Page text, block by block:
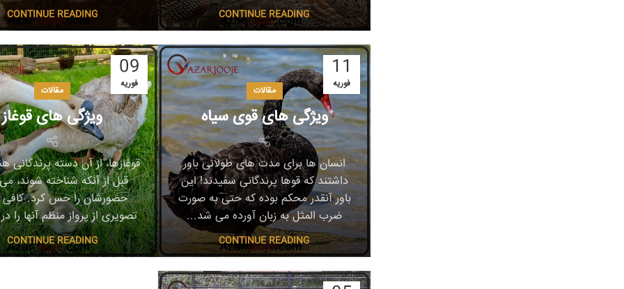
CONTINUE READING
CONTINUE READING
11
فوریه
مقالات
ویژگی های قوی سیاه
انسان ها برای مدت های طولانی باور
داشتند که قوها پرندگانی سفیدند! این
باور آنقدر محکم بوده که حتی به صورت
ضرب المثل به زبان آورده می شد...
CONTINUE READING
09
فوریه
مقالات
ویژگی های قوغاز
قوغازها، از آن دسته پرندگانی
قبل از آنکه شناخته شوند،
حضورشان را حس کرد.
تصویری از پرواز منظم آنها را
CONTINUE READING